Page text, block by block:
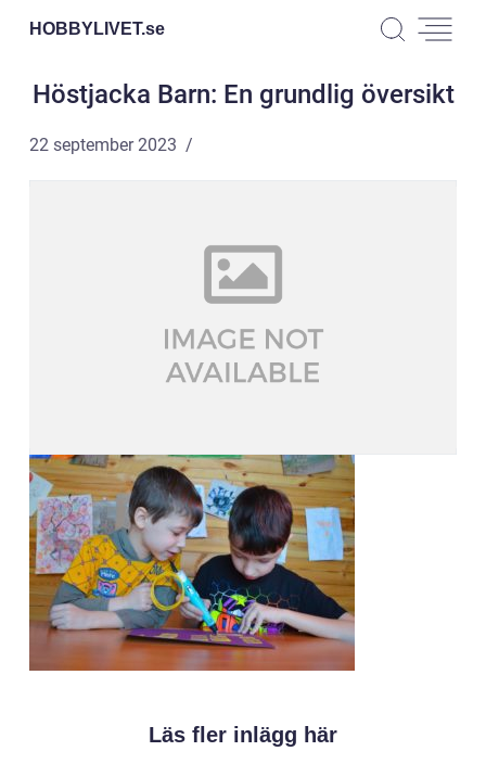
HOBBYLIVET.se
Höstjacka Barn: En grundlig översikt
22 september 2023
Läs fler inlägg här